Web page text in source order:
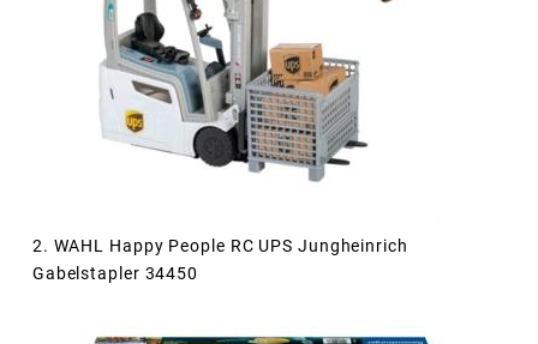
2. WAHL Happy People RC UPS Jungheinrich
Gabelstapler 34450